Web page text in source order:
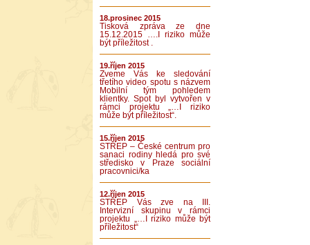
18.prosinec 2015
Tisková zpráva ze dne
15.12.2015 ….I riziko může
být příležitost .
19.říjen 2015
Zveme Vás ke sledování
třetího video spotu s názvem
Mobilní tým pohledem
klientky. Spot byl vytvořen v
rámci projektu „…I riziko
může být příležitost“.
15.říjen 2015
STŘEP – České centrum pro
sanaci rodiny hledá pro své
středisko v Praze sociální
pracovnici/ka
12.říjen 2015
STŘEP Vás zve na III.
Intervizní skupinu v rámci
projektu „…I riziko může být
příležitost“